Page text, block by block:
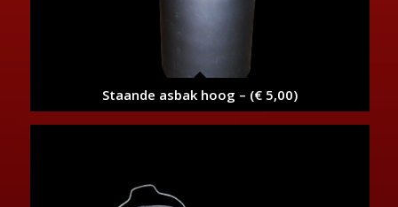
Staande asbak hoog – (€ 5,00)